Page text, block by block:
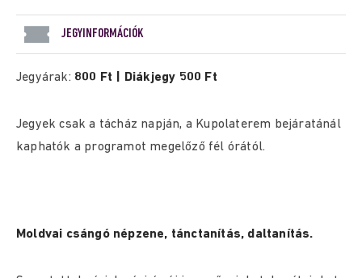
JEGYINFORMÁCIÓK
Jegyárak: 800 Ft | Diákjegy 500 Ft
Jegyek csak a tácház napján, a Kupolaterem bejáratánál
kaphatók a programot megelőző fél órától.
Moldvai csángó népzene, tánctanítás, daltanítás.